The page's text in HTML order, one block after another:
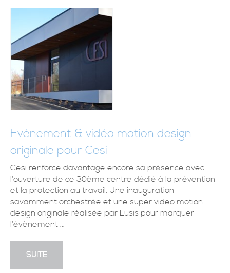
Evènement & vidéo motion design
originale pour Cesi
Cesi renforce davantage encore sa présence avec
l’ouverture de ce 30ème centre dédié à la prévention
et la protection au travail. Une inauguration
savamment orchestrée et une super video motion
design originale réalisée par Lusis pour marquer
l’évènement ...
SUITE